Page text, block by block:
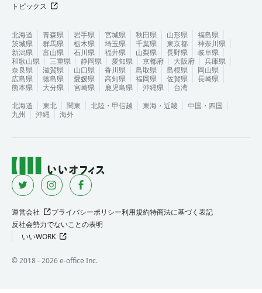
トピックス
北海道 青森県 岩手県 宮城県 秋田県 山形県
福島県
茨城県
群馬県 栃木県 埼玉県 千葉県 東京都
神奈川県
新潟県
富山県 石川県 福井県 山梨県 長野県
岐阜県
和歌山県
三重県 静岡県 愛知県 京都府 大阪府
兵庫県
奈良県
滋賀県 山口県 香川県 鳥取県 島根県
岡山県
広島県
徳島県 愛媛県 高知県 福岡県 佐賀県
長崎県
熊本県
大分県 宮崎県 鹿児島県 沖縄県
台湾
北海道
東北 関東 北陸・甲信越 東海・近畿
中国・四国
九州
沖縄 海外
運営会社 プライバシーポリシー利用規約特商法に基づく表記
反社会勢力でないことの表明
いいWORK
©︎ 2018 -2026e-office Inc.